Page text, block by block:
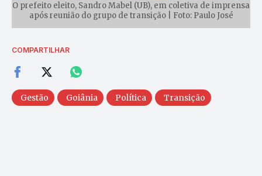
O prefeito eleito, Sandro Mabel (UB), em coletiva de imprensa
após reunião do grupo de transição | Foto: Paulo José
COMPARTILHAR
Gestão Goiânia Política Transição